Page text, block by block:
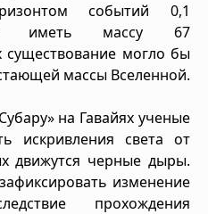
событий 0,1
иметь массу 67
существование могло бы
массы Вселенной.
на Гавайях ученые
искривления света от
движутся черные дыры.
изменение
прохождения